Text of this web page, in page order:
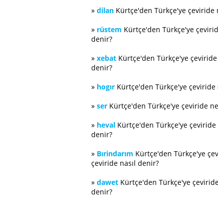
» dilan Kürtçe'den Türkçe'ye çeviride
» rüstem Kürtçe'den Türkçe'ye
denir?
» xebat Kürtçe'den Türkçe'ye
denir?
» hogır Kürtçe'den Türkçe'ye
» ser Kürtçe'den Türkçe'ye çeviride
» heval Kürtçe'den Türkçe'ye
denir?
» Bırindarım Kürtçe'den Türkçe'ye
çeviride nasıl denir?
» dawet Kürtçe'den Türkçe'ye
denir?